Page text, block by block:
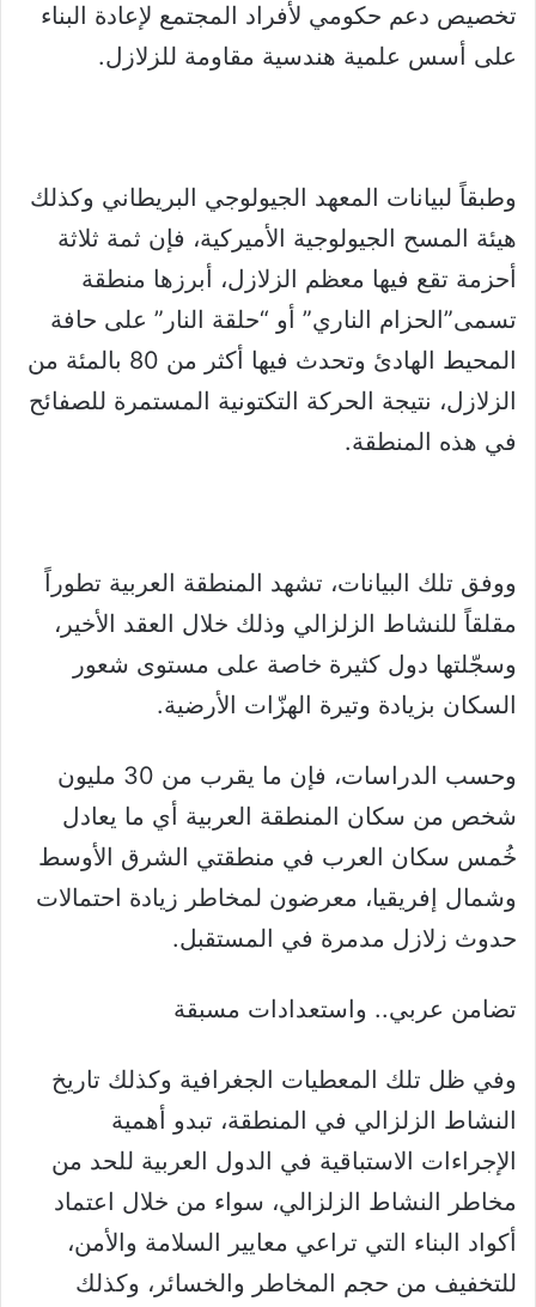
تخصيص دعم حكومي لأفراد المجتمع لإعادة البناء
على أسس علمية هندسية مقاومة للزلازل.
وطبقاً لبيانات المعهد الجيولوجي البريطاني وكذلك
هيئة المسح الجيولوجية الأميركية، فإن ثمة ثلاثة
أحزمة تقع فيها معظم الزلازل، أبرزها منطقة
تسمى”الحزام الناري” أو “حلقة النار” على حافة
المحيط الهادئ وتحدث فيها أكثر من 80 بالمئة من
الزلازل، نتيجة الحركة التكتونية المستمرة للصفائح
في هذه المنطقة.
ووفق تلك البيانات، تشهد المنطقة العربية تطوراً
مقلقاً للنشاط الزلزالي وذلك خلال العقد الأخير،
وسجّلتها دول كثيرة خاصة على مستوى شعور
السكان بزيادة وتيرة الهزّات الأرضية.
وحسب الدراسات، فإن ما يقرب من 30 مليون
شخص من سكان المنطقة العربية أي ما يعادل
خُمس سكان العرب في منطقتي الشرق الأوسط
وشمال إفريقيا، معرضون لمخاطر زيادة احتمالات
حدوث زلازل مدمرة في المستقبل.
تضامن عربي.. واستعدادات مسبقة
وفي ظل تلك المعطيات الجغرافية وكذلك تاريخ
النشاط الزلزالي في المنطقة، تبدو أهمية
الإجراءات الاستباقية في الدول العربية للحد من
مخاطر النشاط الزلزالي، سواء من خلال اعتماد
أكواد البناء التي تراعي معايير السلامة والأمن،
للتخفيف من حجم المخاطر والخسائر، وكذلك